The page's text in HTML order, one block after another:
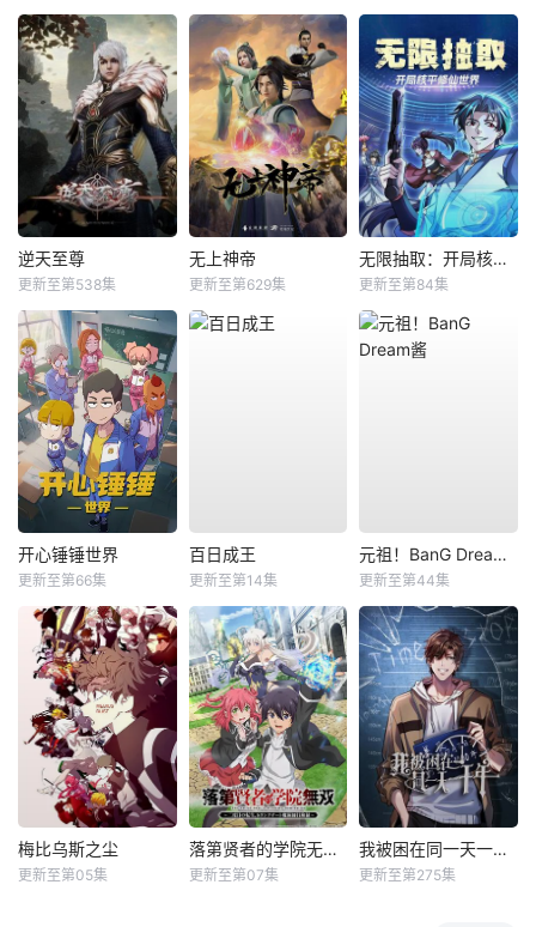
逆天至尊
更新至第538集
无上神帝
更新至第629集
无限抽取：开局核平修仙世界动态漫
更新至第84集
开心锤锤世界
更新至第66集
百日成王
更新至第14集
元祖！BanG Dream酱
更新至第44集
梅比乌斯之尘
更新至第05集
落第贤者的学院无双第二回转生，S等级作弊魔术师冒险记
更新至第07集
我被困在同一天一千年动态漫
更新至第275集